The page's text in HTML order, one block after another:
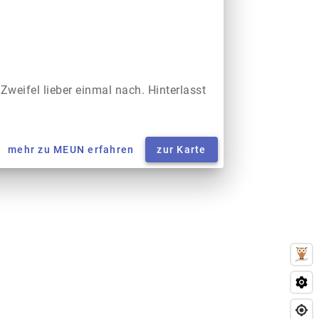
lieber einmal nach. Hinterlasst
mehr zu MEUN erfahren zur Karte